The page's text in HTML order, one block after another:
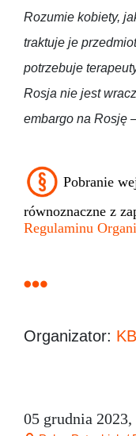
Rozumie kobiety,
traktuje je
potrzebuje
Rosja nie jest
embargo na Rosję
Pobranie
równoznaczne z
Regulaminu
Organizator:
05 grudnia